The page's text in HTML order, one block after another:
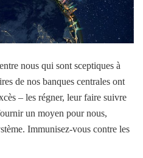
nous qui sont sceptiques à
de nos banques centrales ont
– les régner, leur faire suivre
un moyen pour nous,
Immunisez-vous contre les